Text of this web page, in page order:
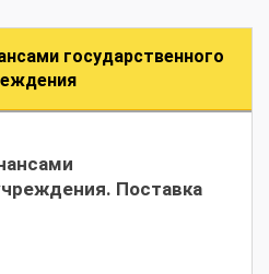
государственного
Поставка